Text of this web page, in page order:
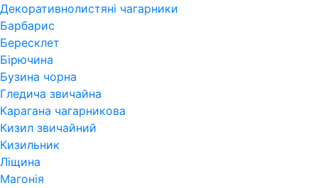
Декоративнолистяні чагарники
Барбарис
Бересклет
Бірючина
Бузина чорна
Гледича звичайна
Карагана чагарникова
Кизил звичайний
Кизильник
Ліщина
Магонія